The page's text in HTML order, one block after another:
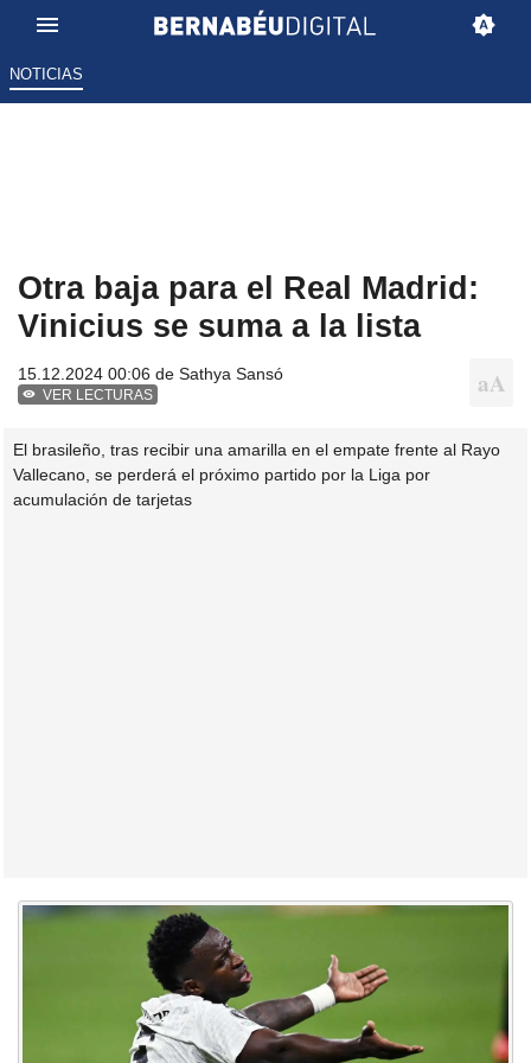
NOTICIAS
Otra baja para el Real Madrid:
Vinicius se suma a la lista
15.12.2024 00:06 de Sathya Sansó
VER LECTURAS
El brasileño, tras recibir una amarilla en el empate frente al Rayo
Vallecano, se perderá el próximo partido por la Liga por
acumulación de tarjetas